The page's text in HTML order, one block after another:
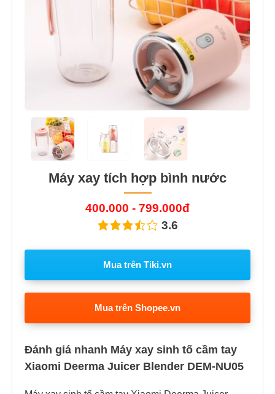
Máy xay tích hợp bình nước
400.000 - 799.000đ
3.6
Mua trên Tiki.vn
Mua trên Shopee.vn
Đánh giá nhanh Máy xay sinh tố cầm tay
Xiaomi Deerma Juicer Blender DEM-NU05